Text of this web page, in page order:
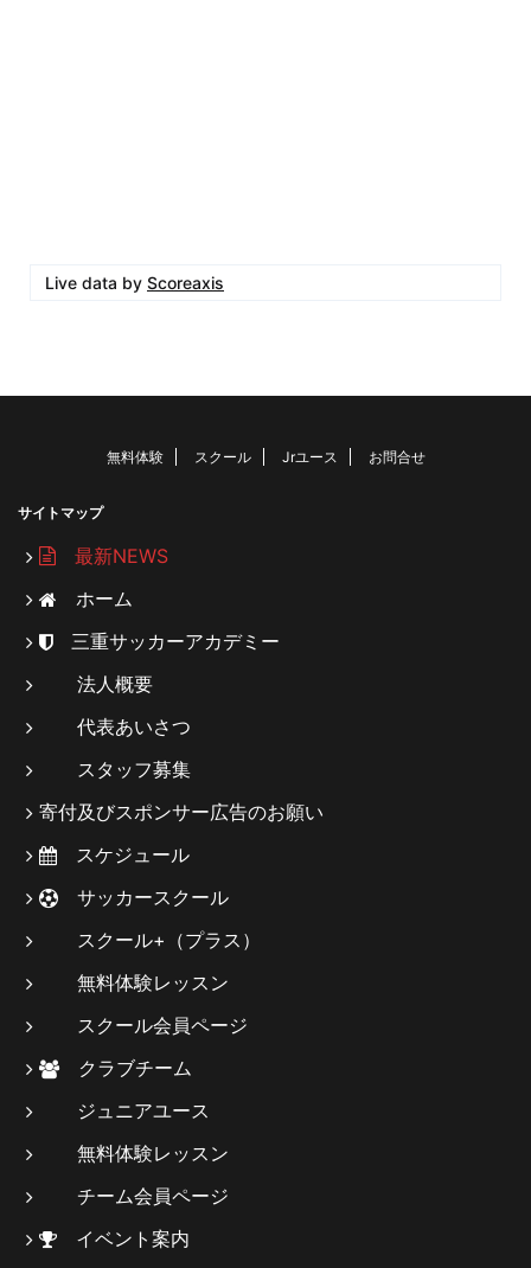
Live data by Scoreaxis
無料体験 スクール Jrユース お問合せ
サイトマップ
最新NEWS
ホーム
三重サッカーアカデミー
法人概要
代表あいさつ
スタッフ募集
寄付及びスポンサー広告のお願い
スケジュール
サッカースクール
スクール+（プラス）
無料体験レッスン
スクール会員ページ
クラブチーム
ジュニアユース
無料体験レッスン
チーム会員ページ
イベント案内